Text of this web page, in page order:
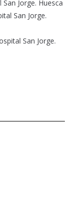
Jorge. Huesca
San Jorge.
San Jorge.